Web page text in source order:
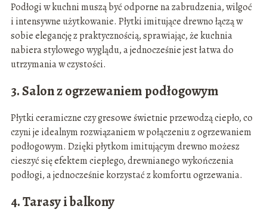
Podłogi w kuchni muszą być odporne na zabrudzenia, wilgoć
i intensywne użytkowanie. Płytki imitujące drewno łączą w
sobie elegancję z praktycznością, sprawiając, że kuchnia
nabiera stylowego wyglądu, a jednocześnie jest łatwa do
utrzymania w czystości.
3. Salon z ogrzewaniem podłogowym
Płytki ceramiczne czy gresowe świetnie przewodzą ciepło, co
czyni je idealnym rozwiązaniem w połączeniu z ogrzewaniem
podłogowym. Dzięki płytkom imitującym drewno możesz
cieszyć się efektem ciepłego, drewnianego wykończenia
podłogi, a jednocześnie korzystać z komfortu ogrzewania.
4. Tarasy i balkony